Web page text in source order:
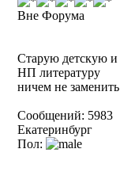
Вне Форума
Старую детскую и
НП литературу
ничем не заменить
Сообщений: 5983
Екатеринбург
Пол: